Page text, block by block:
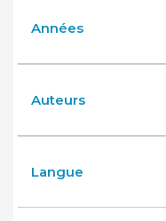
Années
Auteurs
Langue